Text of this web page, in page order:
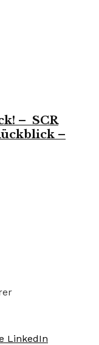
– SCR
–
LinkedIn